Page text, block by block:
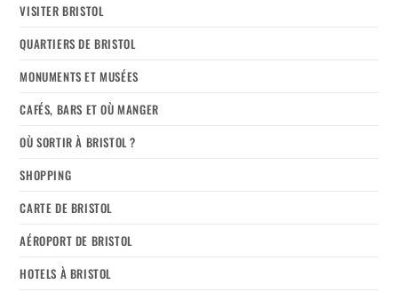
VISITER BRISTOL
QUARTIERS DE BRISTOL
MONUMENTS ET MUSÉES
CAFÉS, BARS ET OÙ MANGER
OÙ SORTIR À BRISTOL ?
SHOPPING
CARTE DE BRISTOL
AÉROPORT DE BRISTOL
HOTELS À BRISTOL